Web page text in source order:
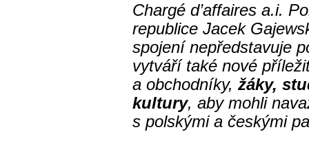
Chargé d’affaires a.i.
republice Jacek
spojení nepředstavuje
vytváří také nové
a obchodníky, žáky,
kultury, aby mohli
s polskými a českými